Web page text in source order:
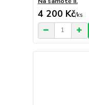
4 200 Kč/ks